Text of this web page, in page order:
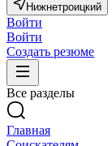
Нижнетроицкий
Войти
Войти
Создать резюме
Все разделы
Главная